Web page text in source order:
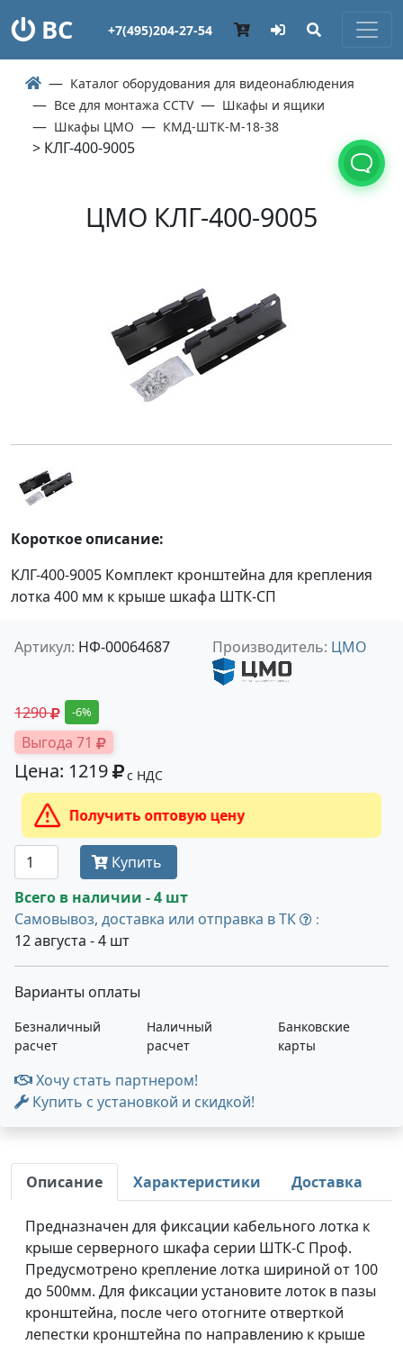
ВС +7(495)204-27-54
Каталог оборудования для видеонаблюдения
Все для монтажа CCTV
Шкафы и ящики
Шкафы ЦМО
КМД-ШТК-М-18-38
> КЛГ-400-9005
ЦМО КЛГ-400-9005
Короткое описание:
КЛГ-400-9005 Комплект кронштейна для крепления
лотка 400 мм к крыше шкафа ШТК-СП
Артикул: НФ-00064687 Производитель: ЦМО
1290 -6%
Выгода 71
Цена: 1219 с НДС
Получить оптовую цену
Купить
Всего в наличии - 4 шт
Самовывоз, доставка или отправка в ТК
:
12 августа - 4 шт
Варианты оплаты
Безналичный
расчет
Наличный
расчет
Банковские
карты
Хочу стать партнером!
Купить с установкой и скидкой!
Описание Характеристики Доставка
Предназначен для фиксации кабельного лотка к
крыше серверного шкафа серии ШТК-С Проф.
Предусмотрено крепление лотка шириной от 100
до 500мм. Для фиксации установите лоток в пазы
кронштейна, после чего отогните отверткой
лепестки кронштейна по направлению к крыше